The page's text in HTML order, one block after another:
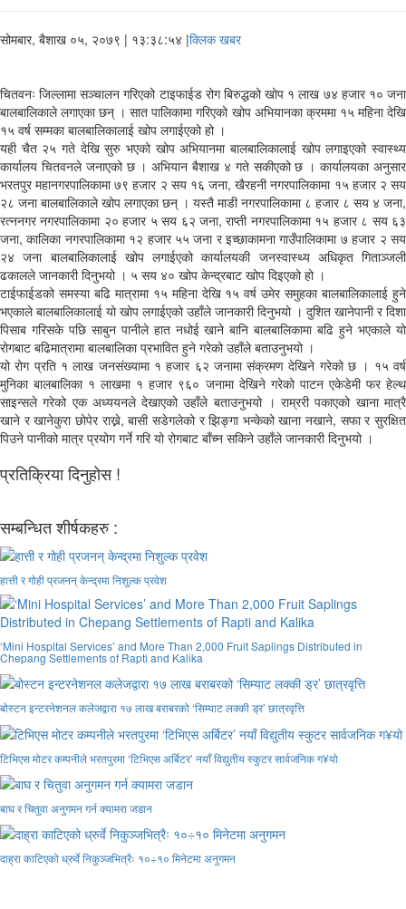
सोमबार, बैशाख ०५, २०७९ | १३:३८:५४ |क्लिक खबर
चितवनः जिल्लामा सञ्चालन गरिएको टाइफाईड रोग बिरुद्धको खोप १ लाख ७४ हजार १० जना
बालबालिकाले लगाएका छन् । सात पालिकामा गरिएको खोप अभियानका क्रममा १५ महिना देखि
१५ वर्ष सम्मका बालबालिकालाई खोप लगाईएको हो ।
यही चैत २५ गते देखि सुरु भएको खोप अभियानमा बालबालिकालाई खोप लगाइएको स्वास्थ्य
कार्यालय चितवनले जनाएको छ । अभियान बैशाख ४ गते सकीएको छ । कार्यालयका अनुसार
भरतपुर महानगरपालिकामा ७९ हजार २ सय १६ जना, खैरहनी नगरपालिकामा १५ हजार २ सय
२८ जना बालबालिकाले खोप लगाएका छन् । यस्तै माडी नगरपालिकामा ८ हजार ८ सय ४ जना,
रत्ननगर नगरपालिकामा २० हजार ५ सय ६२ जना, राप्ती नगरपालिकामा १५ हजार ८ सय ६३
जना, कालिका नगरपालिकामा १२ हजार ५५ जना र इच्छाकामना गाउँपालिकामा ७ हजार २ सय
२४ जना बालबालिकालाई खोप लगाईएको कार्यालयकी जनस्वास्थ्य अधिकृत गिताञ्जली
ढकालले जानकारी दिनुभयो । ५ सय ४० खोप केन्द्रबाट खोप दिइएको हो ।
टाईफाईडको समस्या बढि मात्रामा १५ महिना देखि १५ वर्ष उमेर समुहका बालबालिकालाई हुने
भएकाले बालबालिकालाई यो खोप लगाईएको उहाँले जानकारी दिनुभयो । दुशित खानेपानी र दिशा
पिसाब गरिसके पछि साबुन पानीले हात नधोई खाने बानि बालबालिकामा बढि हुने भएकाले यो
रोगबाट बढिमात्रामा बालबालिका प्रभावित हुने गरेको उहाँले बताउनुभयो ।
यो रोग प्रति १ लाख जनसंख्यामा १ हजार ६२ जनामा संक्रमण देखिने गरेको छ । १५ वर्ष
मुनिका बालबालिका १ लाखमा १ हजार ९६० जनामा देखिने गरेको पाटन एकेडेमी फर हेल्थ
साइन्सले गरेको एक अध्ययनले देखाएको उहाँले बताउनुभयो । राम्ररी पकाएको खाना मात्रै
खाने र खानेकुरा छोपेर राख्ने, बासी सडेगलेको र झिङ्गा भन्केको खाना नखाने, सफा र सुरक्षित
पिउने पानीको मात्र प्रयोग गर्ने गरि यो रोगबाट बाँच्न सकिने उहाँले जानकारी दिनुभयो ।
प्रतिक्रिया दिनुहोस !
सम्बन्धित शीर्षकहरु :
हात्ती र गोही प्रजनन् केन्द्रमा निशुल्क प्रवेश
‘Mini Hospital Services’ and More Than 2,000 Fruit Saplings Distributed in
Chepang Settlements of Rapti and Kalika
बोस्टन इन्टरनेशनल कलेजद्वारा १७ लाख बराबरको ‘सिम्याट लक्की ड्र’ छात्रवृत्ति
टिभिएस मोटर कम्पनीले भरतपुरमा ‘टिभिएस अर्बिटर’ नयाँ विद्युतीय स्कुटर सार्वजनिक ग¥यो
बाघ र चितुवा अनुगमन गर्न क्यामरा जडान
दाह्रा काटिएको ध्रुर्वे निकुञ्जभित्रैः १०÷१० मिनेटमा अनुगमन